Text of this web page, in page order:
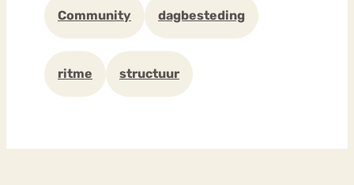
Community dagbesteding
ritme structuur